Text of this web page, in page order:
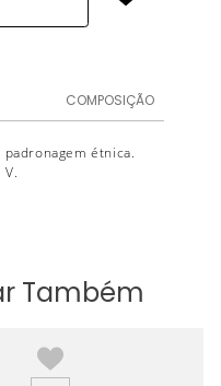
COMPOSIÇÃO
étnica.
Também